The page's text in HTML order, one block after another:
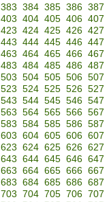
383 384 385 386 387
403 404 405 406 407
423 424 425 426 427
443 444 445 446 447
463 464 465 466 467
483 484 485 486 487
503 504 505 506 507
523 524 525 526 527
543 544 545 546 547
563 564 565 566 567
583 584 585 586 587
603 604 605 606 607
623 624 625 626 627
643 644 645 646 647
663 664 665 666 667
683 684 685 686 687
703 704 705 706 707